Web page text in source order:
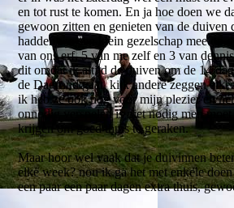
en tot rust te komen. En ja hoe doen we
gewoon zitten en genieten van de duiven
hadden we een klein gezelschap mee op
van ons erf, 5 van me zelf en 3 van
dit omdat ik altijd de duiven om de 14
de Dagfond gaat, kijk andere zeggen
ik heb ze ook nog voor mijn plezier en
onnodig verspelen is niet nodig men
krijgen om goed thuis te geraken.
Maar hoor wel vaak dat je duivinnen
elke week? nou ik ga het met enkele
een paar een paar dagen extra thuis,